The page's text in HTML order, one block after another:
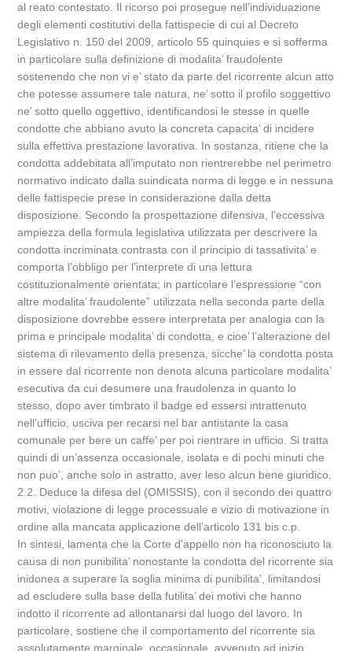
al reato contestato. Il ricorso poi prosegue nell’individuazione
degli elementi costitutivi della fattispecie di cui al Decreto
Legislativo n. 150 del 2009, articolo 55 quinquies e si sofferma
in particolare sulla definizione di modalita’ fraudolente
sostenendo che non vi e’ stato da parte del ricorrente alcun atto
che potesse assumere tale natura, ne’ sotto il profilo soggettivo
ne’ sotto quello oggettivo, identificandosi le stesse in quelle
condotte che abbiano avuto la concreta capacita’ di incidere
sulla effettiva prestazione lavorativa. In sostanza, ritiene che la
condotta addebitata all’imputato non rientrerebbe nel perimetro
normativo indicato dalla suindicata norma di legge e in nessuna
delle fattispecie prese in considerazione dalla detta
disposizione. Secondo la prospettazione difensiva, l’eccessiva
ampiezza della formula legislativa utilizzata per descrivere la
condotta incriminata contrasta con il principio di tassativita’ e
comporta l’obbligo per l’interprete di una lettura
costituzionalmente orientata; in particolare l’espressione “con
altre modalita’ fraudolente” utilizzata nella seconda parte della
disposizione dovrebbe essere interpretata per analogia con la
prima e principale modalita’ di condotta, e cioe’ l’alterazione del
sistema di rilevamento della presenza, sicche’ la condotta posta
in essere dal ricorrente non denota alcuna particolare modalita’
esecutiva da cui desumere una fraudolenza in quanto lo
stesso, dopo aver timbrato il badge ed essersi intrattenuto
nell’ufficio, usciva per recarsi nel bar antistante la casa
comunale per bere un caffe’ per poi rientrare in ufficio. Si tratta
quindi di un’assenza occasionale, isolata e di pochi minuti che
non puo’, anche solo in astratto, aver leso alcun bene giuridico.
2.2. Deduce la difesa del (OMISSIS), con il secondo dei quattro
motivi, violazione di legge processuale e vizio di motivazione in
ordine alla mancata applicazione dell’articolo 131 bis c.p.
In sintesi, lamenta che la Corte d’appello non ha riconosciuto la
causa di non punibilita’ nonostante la condotta del ricorrente sia
inidonea a superare la soglia minima di punibilita’, limitandosi
ad escludere sulla base della futilita’ dei motivi che hanno
indotto il ricorrente ad allontanarsi dal luogo del lavoro. In
particolare, sostiene che il comportamento del ricorrente sia
assolutamente marginale, occasionale, avvenuto ad inizio